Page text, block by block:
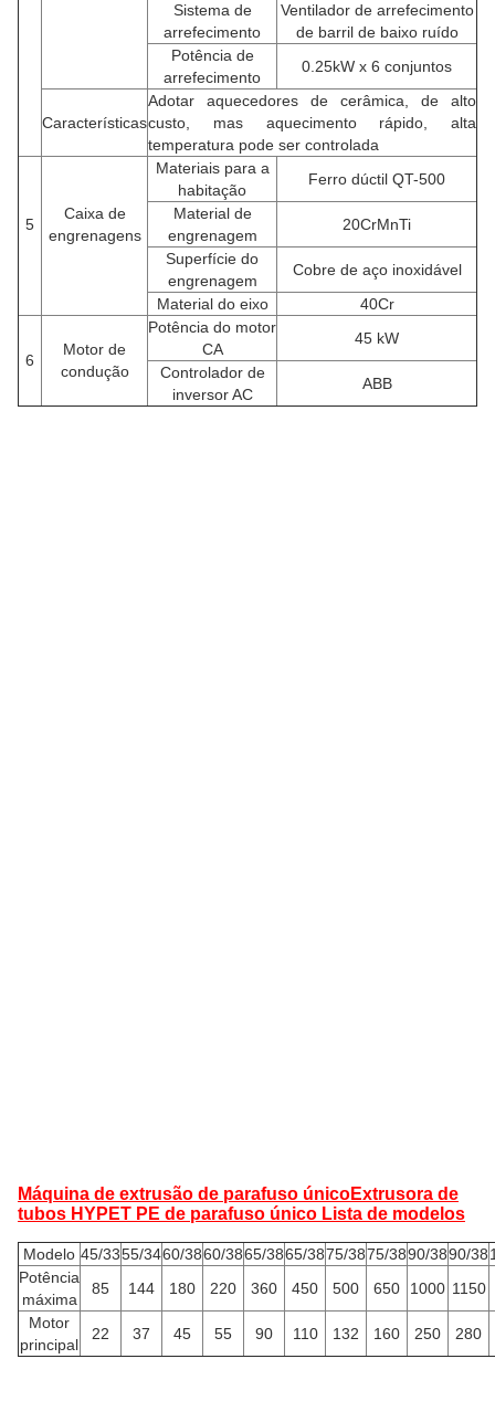
Sistema de
arrefecimento
Ventilador de arrefecimento
de barril de baixo ruído
Potência de
arrefecimento
0.25kW x 6 conjuntos
Características
Adotar aquecedores de cerâmica, de alto
custo, mas aquecimento rápido, alta
temperatura pode ser controlada
5
Caixa de
engrenagens
Materiais para a
habitação
Ferro dúctil QT-500
Material de
engrenagem
20CrMnTi
Superfície do
engrenagem
Cobre de aço inoxidável
Material do eixo
40Cr
6
Motor de
condução
Potência do motor
CA
45 kW
Controlador de
inversor AC
ABB
Máquina de extrusão de parafuso únicoExtrusora de
tubos HYPET PE de parafuso único Lista de modelos
Modelo 45/3355/3460/3860/3865/3865/3875/3875/3890/3890/38
Potência
máxima
85 144 180 220 360 450 500 650 1000 1150
Motor
principal
22 37 45 55 90 110 132 160 250 280